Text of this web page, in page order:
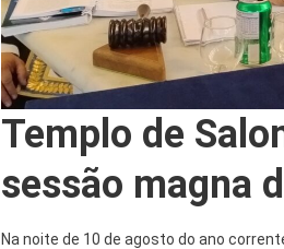
Templo de
sessão magna
Na noite de 10 de agosto do ano corrente,